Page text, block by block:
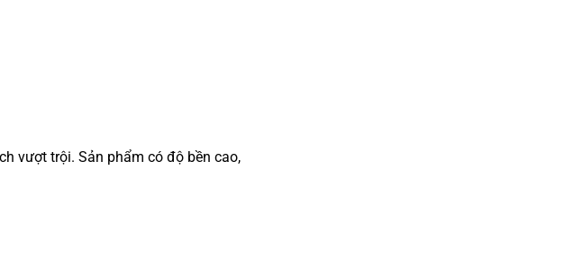
vượt trội. Sản phẩm có độ bền cao,